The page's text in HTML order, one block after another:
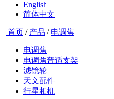
English
简体中文
首页 / 产品 / 电调焦
电调焦
电调焦普适支架
滤镜轮
天文配件
行星相机